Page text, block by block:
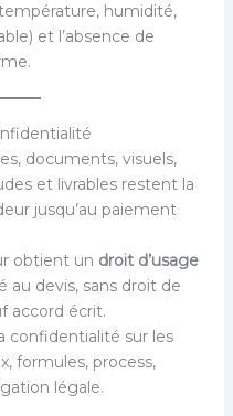
humidité,
et l’absence de
documents, visuels,
et livrables restent la
jusqu’au paiement
obtient un droit d’usage
au devis, sans droit de
accord écrit.
confidentialité sur les
formules, process,
légale.